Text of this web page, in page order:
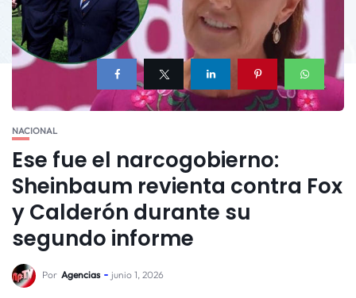
NACIONAL
Ese fue el narcogobierno:
Sheinbaum revienta contra Fox
y Calderón durante su
segundo informe
Por Agencias junio 1, 2026